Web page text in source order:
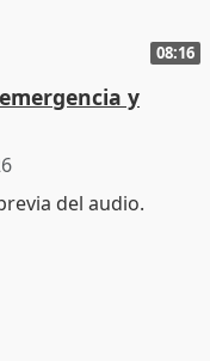
08:16
y